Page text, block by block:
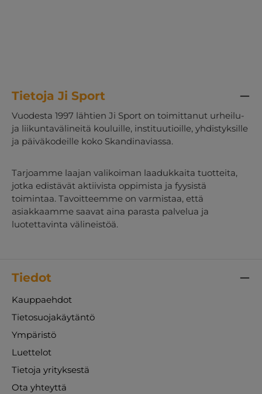
Tietoja Ji Sport
Vuodesta 1997 lähtien Ji Sport on toimittanut urheilu-
ja liikuntavälineitä kouluille, instituutioille, yhdistyksille
ja päiväkodeille koko Skandinaviassa.
Tarjoamme laajan valikoiman laadukkaita tuotteita,
jotka edistävät aktiivista oppimista ja fyysistä
toimintaa. Tavoitteemme on varmistaa, että
asiakkaamme saavat aina parasta palvelua ja
luotettavinta välineistöä.
Tiedot
Kauppaehdot
Tietosuojakäytäntö
Ympäristö
Luettelot
Tietoja yrityksestä
Ota yhteyttä